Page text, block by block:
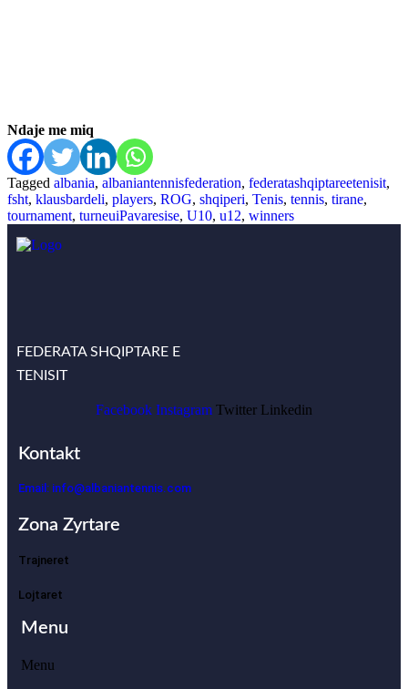
Ndaje me miq
Tagged albania, albaniantennisfederation, federatashqiptareetenisit,
fsht, klausbardeli, players, ROG, shqiperi, Tenis, tennis, tirane,
tournament, turneuiPavaresise, U10, u12, winners
FEDERATA SHQIPTARE E
TENISIT
Facebook Instagram Twitter Linkedin
Kontakt
Email: info@albaniantennis.com
Zona Zyrtare
Trajneret
Lojtaret
Menu
Menu